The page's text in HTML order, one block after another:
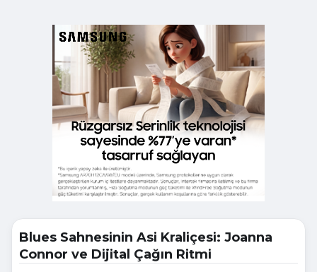
Blues Sahnesinin Asi Kraliçesi: Joanna
Connor ve Dijital Çağın Ritmi